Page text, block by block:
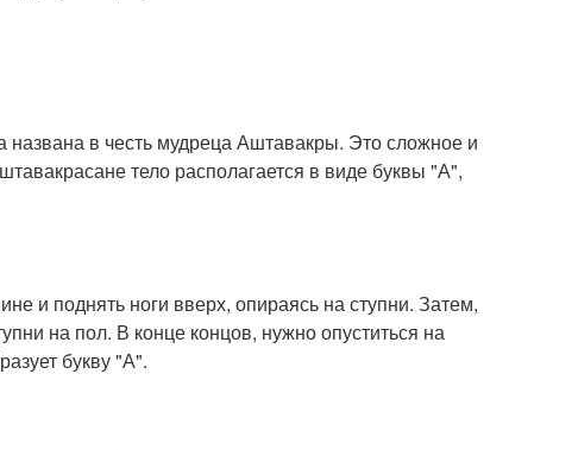
в честь мудреца Аштавакры. Это сложное и
тело располагается в виде буквы "А",
и поднять ноги вверх, опираясь на ступни. Затем,
на пол. В конце концов, нужно опуститься на
букву "А".